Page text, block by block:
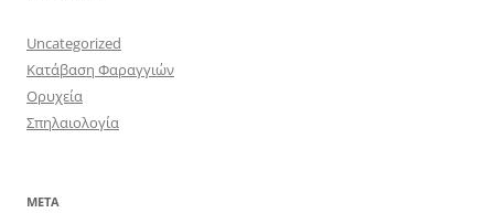
Uncategorized
Κατάβαση Φαραγγιών
Ορυχεία
Σπηλαιολογία
META